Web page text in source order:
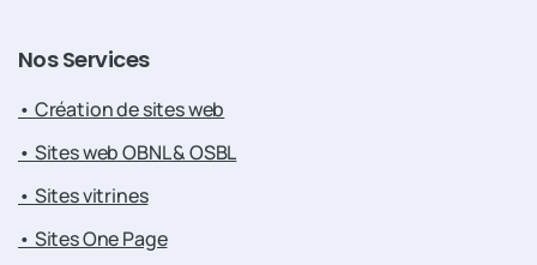
NosServices
• Création de sites web
• Sites web OBNL & OSBL
• Sites vitrines
• Sites One Page